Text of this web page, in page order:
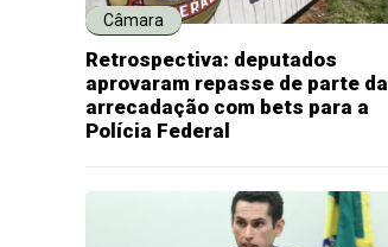
Câmara
Retrospectiva: deputados
aprovaram repasse de parte da
arrecadação com bets para a
Polícia Federal